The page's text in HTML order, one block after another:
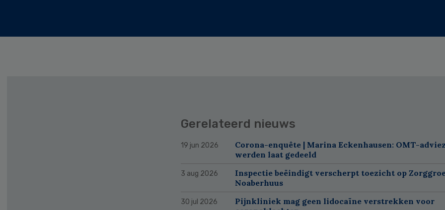
Gerelateerd nieuws
19 jun 2026
Corona-enquête | Marina Eckenhausen: OMT-
werden laat gedeeld
3 aug 2026
Inspectie beëindigt verscherpt toezicht op
Noaberhuus
30 jul 2026
Pijnkliniek mag geen lidocaïne verstrekken voor